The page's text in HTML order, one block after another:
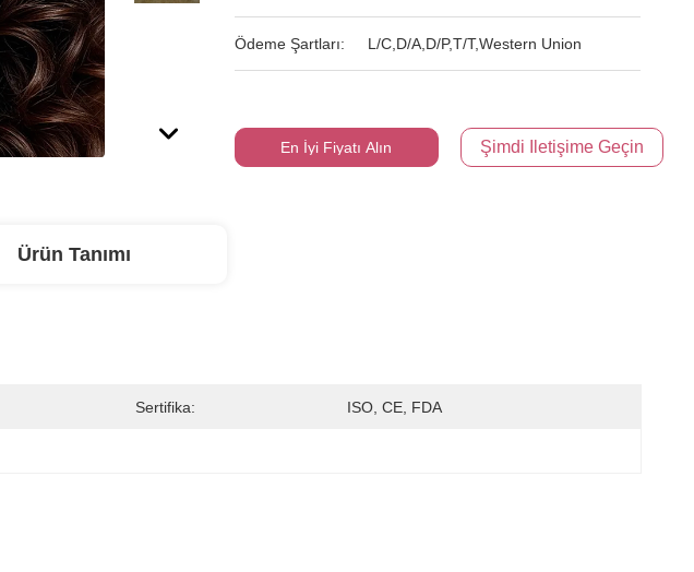
Ödeme Şartları: L/C,D/A,D/P,T/T,Western Union
En İyi Fiyatı Alın Şimdi Iletişime Geçin
Ürün Tanımı
Sertifika: ISO, CE, FDA